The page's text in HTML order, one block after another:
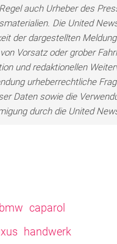
auch Urheber des
Die United
der dargestellten
Vorsatz oder grober
und redaktionellen
urheberrechtliche
Daten sowie die
durch die United
bmw caparol
handwerk